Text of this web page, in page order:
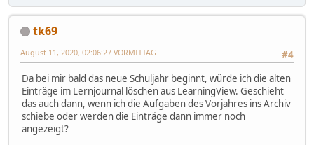
tk69
#4
August 11, 2020, 02:06:27 VORMITTAG
Da bei mir bald das neue Schuljahr beginnt, würde ich die alten
Einträge im Lernjournal löschen aus LearningView. Geschieht
das auch dann, wenn ich die Aufgaben des Vorjahres ins Archiv
schiebe oder werden die Einträge dann immer noch
angezeigt?